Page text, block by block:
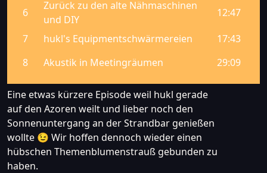
Eine etwas kürzere Episode weil hukl gerade
auf den Azoren weilt und lieber noch den
Sonnenuntergang an der Strandbar genießen
wollte 😉 Wir hoffen dennoch wieder einen
hübschen Themenblumenstrauß gebunden zu
haben.